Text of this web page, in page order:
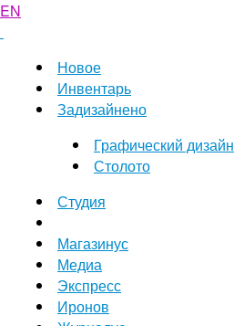
EN
Новое
Инвентарь
Задизайнено
Графический дизайн
Столото
Студия
Магазинус
Медиа
Экспресс
Иронов